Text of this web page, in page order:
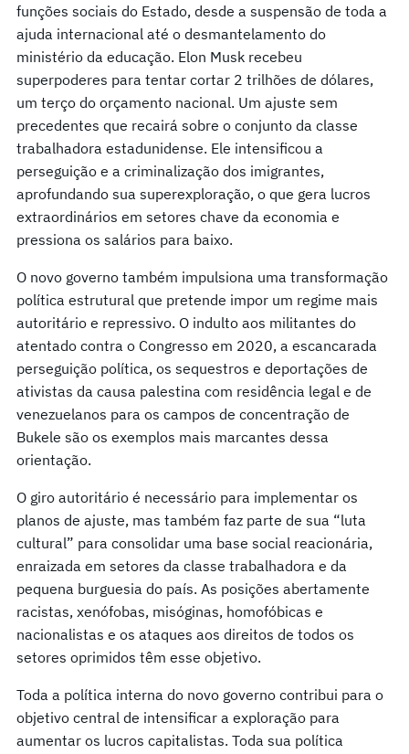
funções sociais do Estado, desde a suspensão de toda a
ajuda internacional até o desmantelamento do
ministério da educação. Elon Musk recebeu
superpoderes para tentar cortar 2 trilhões de dólares,
um terço do orçamento nacional. Um ajuste sem
precedentes que recairá sobre o conjunto da classe
trabalhadora estadunidense. Ele intensificou a
perseguição e a criminalização dos imigrantes,
aprofundando sua superexploração, o que gera lucros
extraordinários em setores chave da economia e
pressiona os salários para baixo.
O novo governo também impulsiona uma transformação
política estrutural que pretende impor um regime mais
autoritário e repressivo. O indulto aos militantes do
atentado contra o Congresso em 2020, a escancarada
perseguição política, os sequestros e deportações de
ativistas da causa palestina com residência legal e de
venezuelanos para os campos de concentração de
Bukele são os exemplos mais marcantes dessa
orientação.
O giro autoritário é necessário para implementar os
planos de ajuste, mas também faz parte de sua “luta
cultural” para consolidar uma base social reacionária,
enraizada em setores da classe trabalhadora e da
pequena burguesia do país. As posições abertamente
racistas, xenófobas, misóginas, homofóbicas e
nacionalistas e os ataques aos direitos de todos os
setores oprimidos têm esse objetivo.
Toda a política interna do novo governo contribui para o
objetivo central de intensificar a exploração para
aumentar os lucros capitalistas. Toda sua política